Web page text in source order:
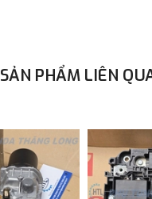
SẢN PHẨM LIÊN